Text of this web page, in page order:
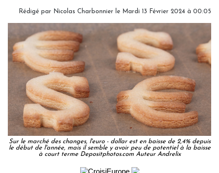
Rédigé par Nicolas Charbonnier le Mardi 13 Février 2024 à 00:05
Sur le marché des changes, l'euro - dollar est en baisse de 2,4% depuis
le début de l'année, mais il semble y avoir peu de potentiel à la baisse
à court terme Depositphotos.com Auteur Andrelix